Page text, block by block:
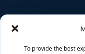
To provide the best